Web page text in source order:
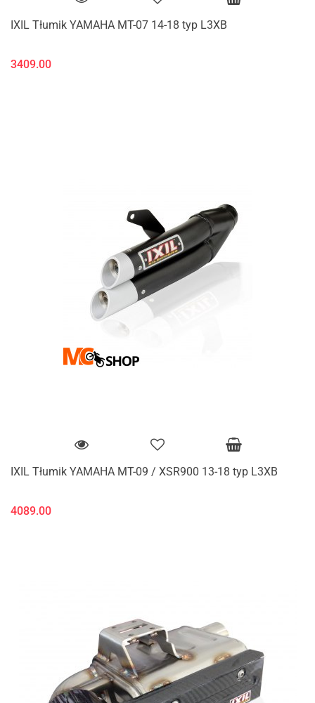
IXIL Tłumik YAMAHA MT-07 14-18 typ L3XB
3409.00
IXIL Tłumik YAMAHA MT-09 / XSR900 13-18 typ L3XB
4089.00